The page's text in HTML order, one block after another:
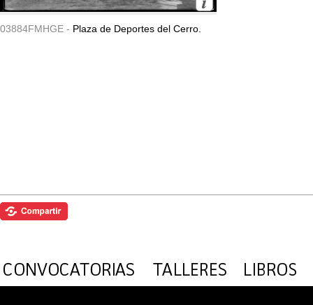
03884FMHGE - Plaza de Deportes del Cerro.